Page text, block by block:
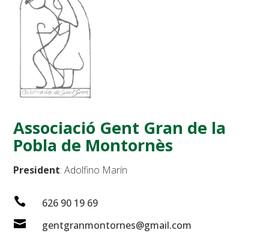
Associació Gent Gran de la
Pobla de Montornès
President: Adolfino Marín
 626 90 19 69
 gentgranmontornes@gmail.com